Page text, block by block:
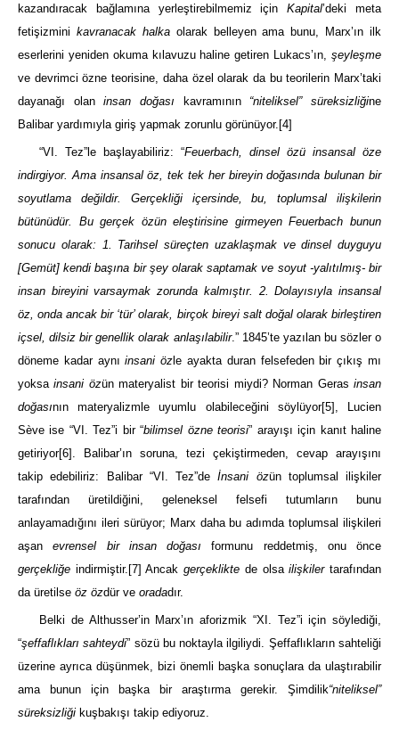
kazandıracak bağlamına yerleştirebilmemiz içinKapital’deki meta
fetişizmini kavranacak halka olarak belleyen ama bunu, Marx’ın ilk
eserlerini yeniden okuma kılavuzu haline getiren Lukacs’ın, şeyleşme
ve devrimci özne teorisine, daha özel olarak da bu teorilerin Marx’taki
dayanağı olaninsan doğası kavramının “niteliksel” süreksizliğine
Balibar yardımıyla giriş yapmak zorunlu görünüyor. [4]
“VI. Tez”le başlayabiliriz: “Feuerbach, dinsel özü insansal öze
indirgiyor. Ama insansal öz, tek tek her bireyin doğasında bulunan bir
soyutlama değildir. Gerçekliği içersinde, bu, toplumsal ilişkilerin
bütünüdür. Bu gerçek özün eleştirisine girmeyen Feuerbach bunun
sonucu olarak: 1. Tarihsel süreçten uzaklaşmak ve dinsel duyguyu
[Gemüt] kendi başına bir şey olarak saptamak ve soyut -yalıtılmış- bir
insan bireyini varsaymak zorunda kalmıştır. 2. Dolayısıyla insansal
öz, onda ancak bir ‘tür’ olarak, birçok bireyi salt doğal olarak birleştiren
içsel, dilsiz bir genellik olarak anlaşılabilir.” 1845’te yazılan bu sözler o
döneme kadar aynıinsani öz le ayakta duran felsefeden bir çıkış mı
yoksainsani özün materyalist bir teorisi miydi? Norman Gerasinsan
doğasının materyalizmle uyumlu olabileceğini söylüyor[5] , Lucien
Sève ise “VI. Tez”i bir “bilimsel özne teorisi” arayışı için kanıt haline
getiriyor[6] . Balibar’ın soruna, tezi çekiştirmeden, cevap arayışını
takip edebiliriz: Balibar “VI. Tez”deİnsani özün toplumsal ilişkiler
tarafından üretildiğini, geleneksel felsefi tutumların bunu
anlayamadığını ileri sürüyor; Marx daha bu adımda toplumsal ilişkileri
aşanevrensel bir insan doğası formunu reddetmiş, onu önce
gerçekliğe indirmiştir. [7] Ancakgerçeklikte de olsailişkilertarafından
da üretilse öz özdür ve oradadır.
Belki de Althusser’in Marx’ın aforizmik “XI. Tez”i için söylediği,
“şeffaflıkları sahteydi” sözü bu noktayla ilgiliydi. Şeffaflıkların sahteliği
üzerine ayrıca düşünmek, bizi önemli başka sonuçlara da ulaştırabilir
ama bunun için başka bir araştırma gerekir. Şimdilik“niteliksel”
süreksizliği kuşbakışı takip ediyoruz.